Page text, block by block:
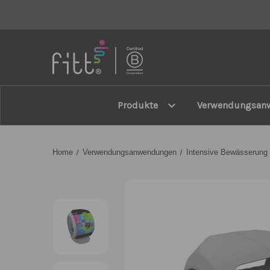
Produkte expand_more
Home Verwendungsanwendungen Intensive Bewässerung